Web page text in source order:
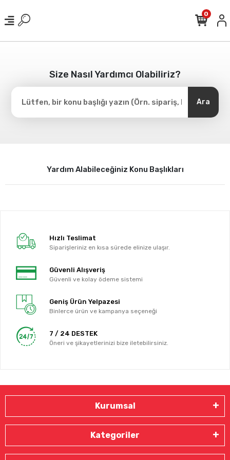
0
Size Nasıl Yardımcı Olabiliriz?
Ara
Yardım Alabileceğiniz Konu Başlıkları
Hızlı Teslimat
Siparişleriniz en kısa sürede elinize ulaşır.
Güvenli Alışveriş
Güvenli ve kolay ödeme sistemi
Geniş Ürün Yelpazesi
Binlerce ürün ve kampanya seçeneği
7 / 24 DESTEK
Öneri ve şikayetlerinizi bize iletebilirsiniz.
Kurumsal
Kategoriler